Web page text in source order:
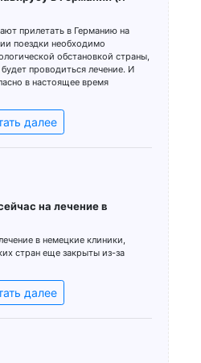
прилетать в Германию на
поездки необходимо
обстановкой страны,
проводиться лечение. И
в настоящее время
далее
на лечение в
в немецкие клиники,
стран еще закрыты из-за
далее